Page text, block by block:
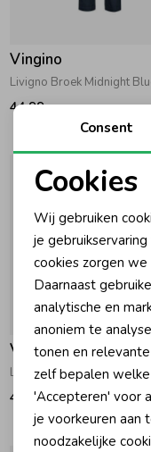
Vingino
Livigno Broek Midnight
44,99
Vingino
Livigno Broek Earth
44,99
Noodzakelijke
Personalisatie
Analytische
Marketing
Consent
Cookies
Wij gebruiken
je
cookies zorgen
Daarnaast
analytische en
anoniem te
tonen en
zelf bepalen
'Accepteren' voor
je voorkeuren aan
noodzakelijke